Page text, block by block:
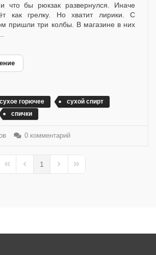
что бы рюкзак развернулся. Иначе
как грелку. Но хватит лирики. С
пришли три колбы. В магазине в них
сухое горючее
сухой спирт
спички
0 комментарий
First PagePrevious Page
1
Next PageLast Page